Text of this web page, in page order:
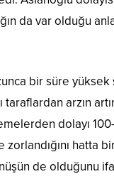
da var olduğu
bir süre
arzın
dolayı 100-
hatta
de olduğunu